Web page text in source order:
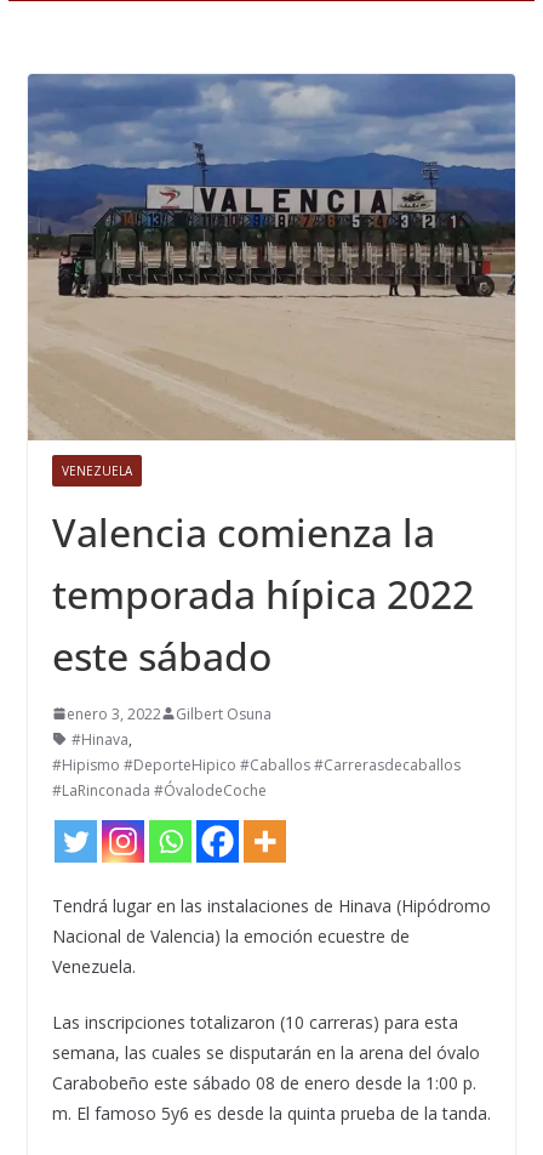
VENEZUELA
Valencia comienza la
temporada hípica 2022
este sábado
enero 3, 2022
Gilbert Osuna
#Hinava,
#Hipismo #DeporteHipico #Caballos #Carrerasdecaballos
#LaRinconada #ÓvalodeCoche
Tendrá lugar en las instalaciones de Hinava (Hipódromo
Nacional de Valencia) la emoción ecuestre de
Venezuela.
Las inscripciones totalizaron (10 carreras) para esta
semana, las cuales se disputarán en la arena del óvalo
Carabobeño este sábado 08 de enero desde la 1:00 p.
m. El famoso 5y6 es desde la quinta prueba de la tanda.